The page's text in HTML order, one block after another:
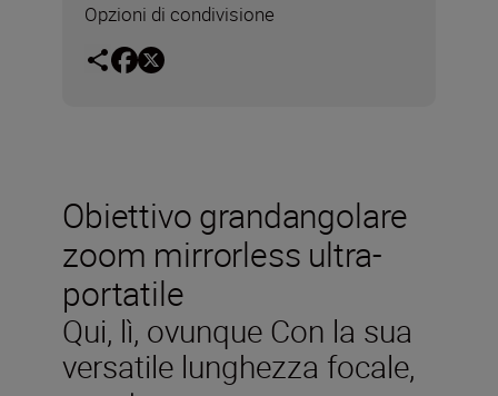
Opzioni di condivisione
Obiettivo grandangolare
zoom mirrorless ultra-
portatile
Qui, lì, ovunque Con la sua
versatile lunghezza focale,